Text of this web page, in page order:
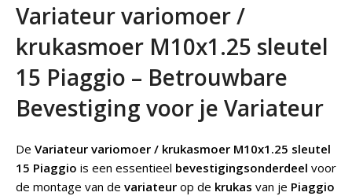
Variateur variomoer /
krukasmoer M10x1.25 sleutel
15 Piaggio – Betrouwbare
Bevestiging voor je Variateur
De Variateur variomoer / krukasmoer M10x1.25 sleutel
15 Piaggio is een essentieel bevestigingsonderdeel voor
de montage van de variateur op de krukas van je Piaggio